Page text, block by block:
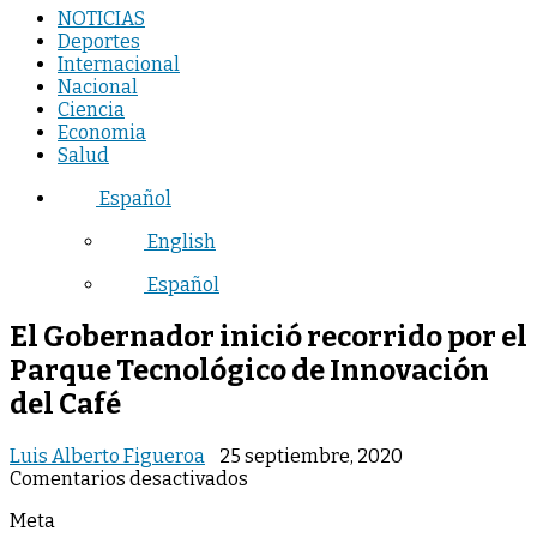
NOTICIAS
Deportes
Internacional
Nacional
Ciencia
Economia
Salud
Español
English
Español
El Gobernador inició recorrido por el
Parque Tecnológico de Innovación
del Café
Luis Alberto Figueroa
25 septiembre, 2020
Comentarios desactivados
Meta